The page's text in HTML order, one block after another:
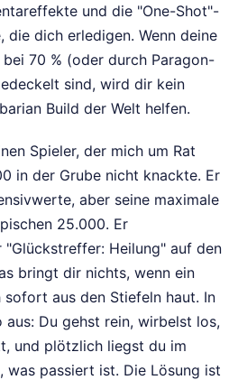
und die "One-Shot"-
die dich erledigen. Wenn deine
70 % (oder durch Paragon-
sind, wird dir kein
Build der Welt helfen.
Spieler, der mich um Rat
in der Grube nicht knackte. Er
aber seine maximale
25.000. Er
Heilung" auf den
bringt dir nichts, wenn ein
sofort aus den Stiefeln haut. In
Du gehst rein, wirbelst los,
und plötzlich liegst du im
was passiert ist. Die Lösung ist